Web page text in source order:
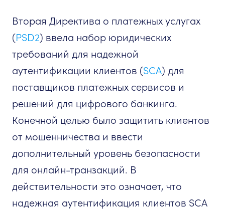
Вторая Директива о платежных услугах
(PSD2) ввела набор юридических
требований для надежной
аутентификации клиентов (SCA) для
поставщиков платежных сервисов и
решений для цифрового банкинга.
Конечной целью было защитить клиентов
от мошенничества и ввести
дополнительный уровень безопасности
для онлайн-транзакций. В
действительности это означает, что
надежная аутентификация клиентов SCA